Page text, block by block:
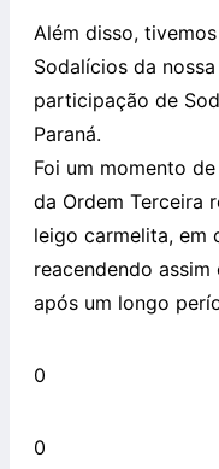
Além disso,
Sodalícios da
participação de
Paraná.
Foi um momento
da Ordem Terceira
leigo carmelita, em
reacendendo
após um longo
0
0